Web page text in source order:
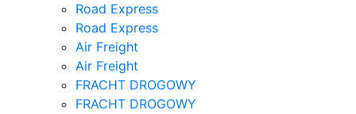
Road Express
Road Express
Air Freight
Air Freight
FRACHT DROGOWY
FRACHT DROGOWY